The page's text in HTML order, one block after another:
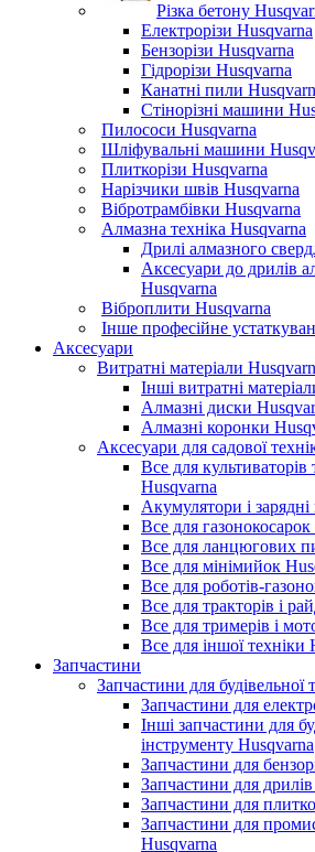
Різка бетону
Електрорізи Husqvarna
Бензорізи Husqvarna
Гідрорізи Husqvarna
Канатні пили
Стінорізні машини
Пилососи Husqvarna
Шліфувальні машини
Плиткорізи Husqvarna
Нарізчики швів Husqvarna
Вібротрамбівки Husqvarna
Алмазна техніка Husqvarna
Дрилі алмазного
Аксесуари до дрилів
Husqvarna
Віброплити Husqvarna
Інше професійне
Аксесуари
Витратні матеріали
Інші витратні
Алмазні диски
Алмазні коронки
Аксесуари для садової
Все для культиваторів
Husqvarna
Акумулятори і
Все для
Все для ланцюгових
Все для мінімийок
Все для роботів-
Все для тракторів і
Все для тримерів і
Все для іншої техніки
Запчастини
Запчастини для будівельної
Запчастини для
Інші запчастини для
інструменту Husqvarna
Запчастини для
Запчастини для
Запчастини для
Запчастини для
Husqvarna